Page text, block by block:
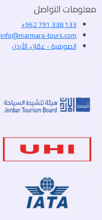
معلومات التواصل
+962 791 338 133
info@marmara-tours.com
الصويفية - عمّان، الأردن